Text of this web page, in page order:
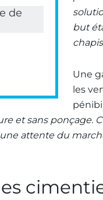
de
but
Une
les
et sans ponçage.
attente du